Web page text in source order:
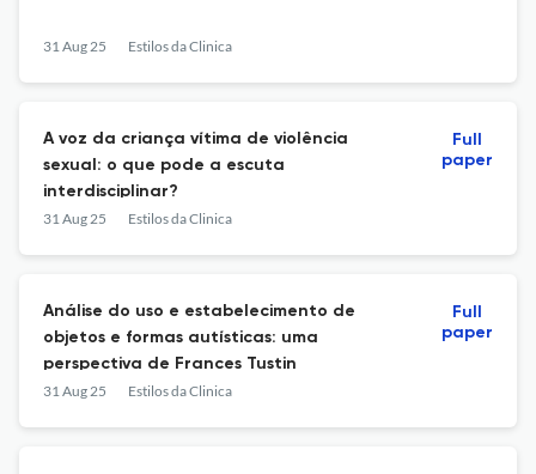
31 Aug 25 Estilos da Clinica
A voz da criança vítima de violência
sexual: o que pode a escuta
interdisciplinar?
31 Aug 25 Estilos da Clinica
Full
paper
Análise do uso e estabelecimento de
objetos e formas autísticas: uma
perspectiva de Frances Tustin
31 Aug 25 Estilos da Clinica
Full
paper